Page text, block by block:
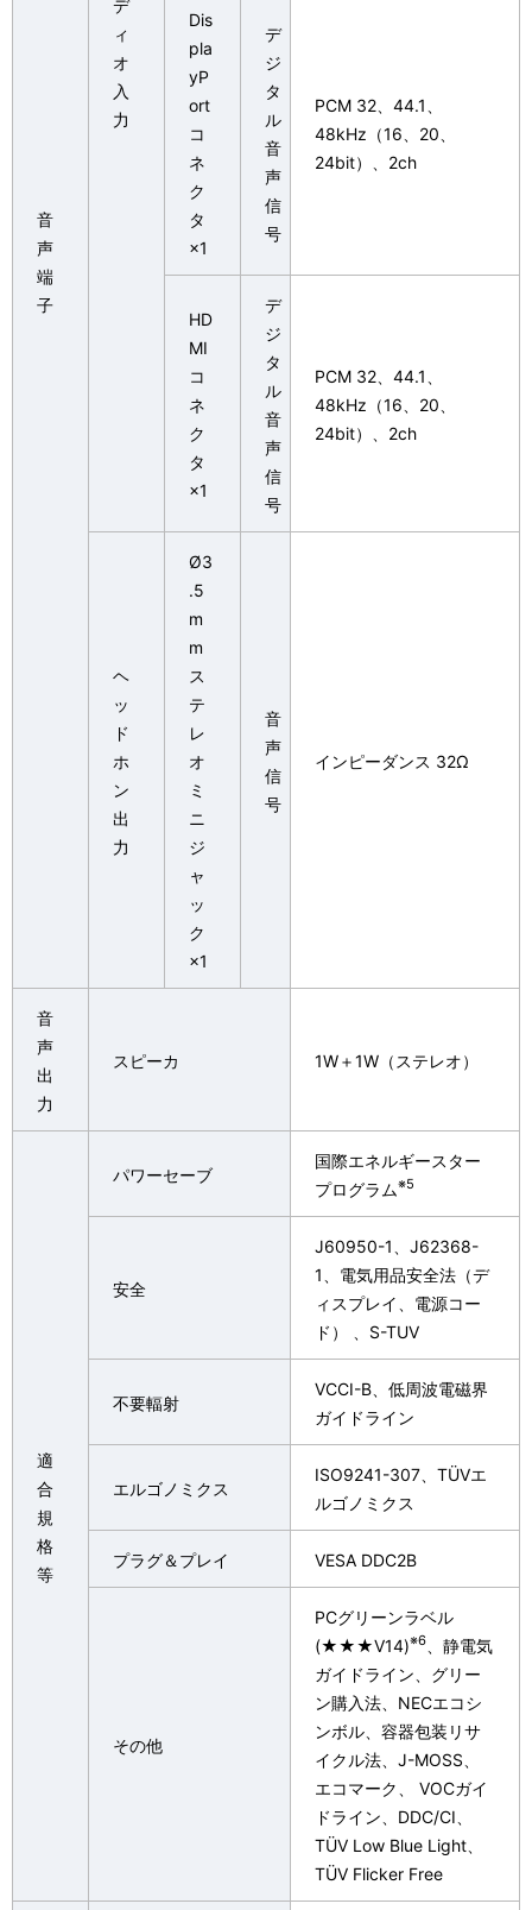
音
声
端
子
デ
ィ
オ
入
力
Dis
pla
yP
ort
コ
ネ
ク
タ
×1
デ
ジ
タ
ル
音
声
信
号
PCM 32、44.1、
48kHz（16、20、
24bit）、2ch
HD
MI
コ
ネ
ク
タ
×1
デ
ジ
タ
ル
音
声
信
号
PCM 32、44.1、
48kHz（16、20、
24bit）、2ch
ヘ
ッ
ド
ホ
ン
出
力
Ø3
.5
m
m
ス
テ
レ
オ
ミ
ニ
ジ
ャ
ッ
ク
×1
音
声
信
号
インピーダンス 32Ω
音
声
出
力
スピーカ 1W＋1W（ステレオ）
適
合
規
格
等
パワーセーブ
国際エネルギースター
プログラム※5
安全
J60950-1、 J62368-
1
、電気用品安全法（デ
ィスプレイ、電源コー
ド） 、S-TUV
不要輻射
VCCI-B、低周波電磁界
ガイドライン
エルゴノミクス
ISO9241-307、TÜVエ
ルゴノミクス
プラグ＆プレイ VESA DDC2B
その他
PCグリーンラベル
(★★★V14)※6
、静電気
ガイドライン、グリー
ン購入法、NECエコシ
ンボル、容器包装リサ
イクル法、J-MOSS、
エコマーク、 VOCガイ
ドライン、DDC/CI、
TÜV Low Blue Light、
TÜV Flicker Free